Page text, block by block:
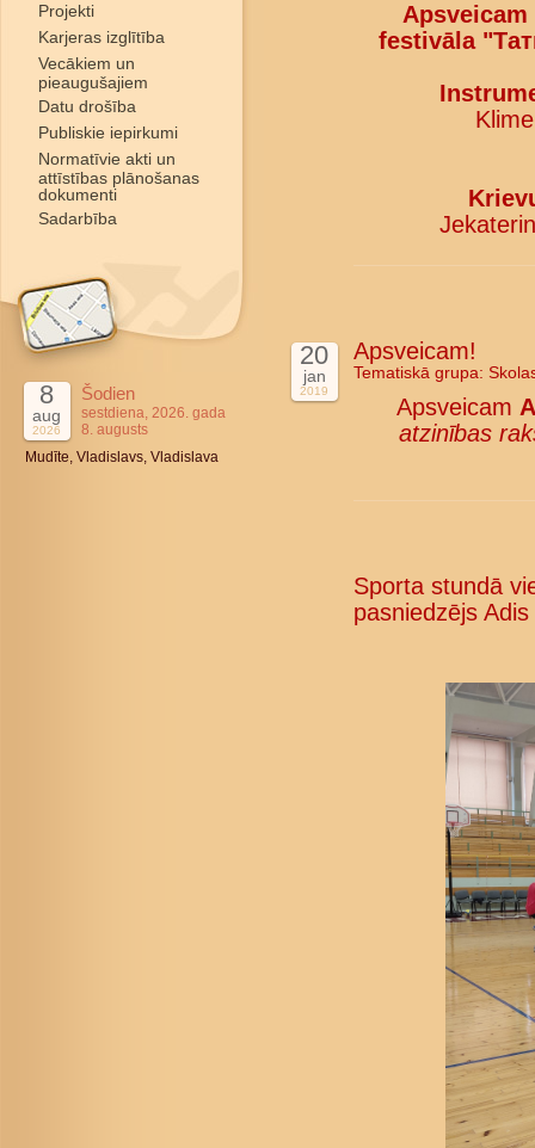
Projekti
Karjeras izglītība
Vecākiem un
pieaugušajiem
Datu drošība
Publiskie iepirkumi
Normatīvie akti un
attīstības plānošanas
dokumenti
Sadarbība
8
aug
2026
Šodien
sestdiena, 2026. gada
8. augusts
Mudīte, Vladislavs, Vladislava
festivāla
20
jan
2019
Apsveicam!
Tematiskā grupa:
Apsveicam
atzinības
Sporta stundā
pasniedzējs